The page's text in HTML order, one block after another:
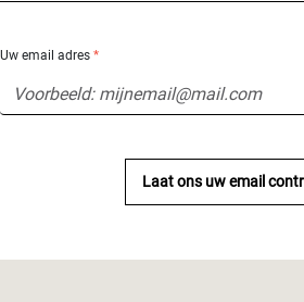
Uw email adres *
Laat ons uw email